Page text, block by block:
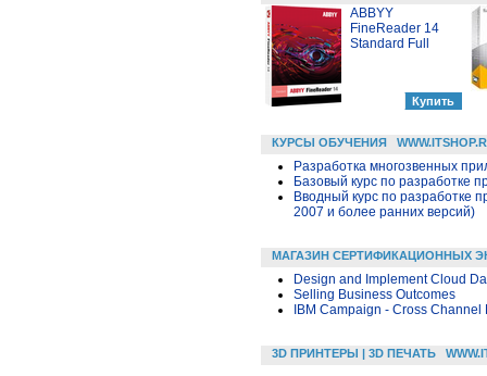
ABBYY
FineReader 14
Standard Full
КУРСЫ ОБУЧЕНИЯ
Разработка многозвенных
Базовый курс по разработке
Вводный курс по разработке
2007 и более ранних версий)
МАГАЗИН СЕРТИФИКАЦИОННЫХ
Design and Implement Cloud
Selling Business Outcomes
IBM Campaign - Cross
3D ПРИНТЕРЫ | 3D ПЕЧАТЬ